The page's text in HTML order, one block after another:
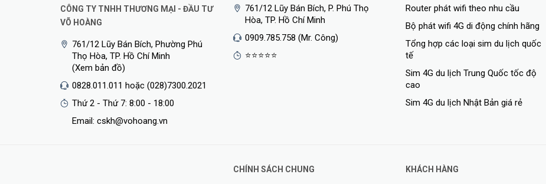
D3O được ứng dụng như vật liệu bảo vệ tuyệt vời & an toàn trong nhiều lĩnh vực như: Quân đội, đồ dùng cho vận động viên chuyên
nghiệp, kỹ sư - công nhân, các tay đua xe chuyên nghiệp,...
CÔNG TY TNHH THƯƠNG MẠI - ĐẦU TƯ
VÕ HOÀNG
761/12 Lũy Bán Bích, Phường Phú
Thọ Hòa, TP. Hồ Chí Minh
(Xem bản đồ)
0828.011.011 hoặc (028)7300.2021
Thứ 2 - Thứ 7: 8:00 - 18:00
Email: cskh@vohoang.vn
761/12 Lũy Bán Bích, P. Phú Thọ
Hòa, TP. Hồ Chí Minh
0909.785.758 (Mr. Công)
⭐⭐⭐⭐⭐
Router phát wifi theo nhu cầu
Bộ phát wifi 4G di động chính hãng
Tổng hợp các loại sim du lịch quốc
tế
Sim 4G du lịch Trung Quốc tốc độ
cao
Sim 4G du lịch Nhật Bản giá rẻ
CHÍNH SÁCH CHUNG KHÁCH HÀNG